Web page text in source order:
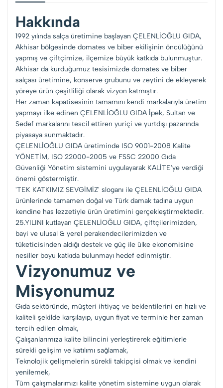
Hakkında
1992 yılında salça üretimine başlayan ÇELENLİOĞLU GIDA,
Akhisar bölgesinde domates ve biber ekilişinin öncülüğünü
yapmış ve çiftçimize, ilçemize büyük katkıda bulunmuştur.
Akhisar da kurduğumuz tesisimizde domates ve biber
salçası üretimine, konserve grubunu ve zeytini de ekleyerek
yöreye ürün çeşitliliği olarak vizyon katmıştır.
Her zaman kapatisesinin tamamını kendi markalarıyla üretim
yapmayı ilke edinen ÇELENLİOĞLU GIDA İpek, Sultan ve
Sedef markalarını tescil ettiren yuriçi ve yurtdışı pazarında
piyasaya sunmaktadır.
ÇELENLİOĞLU GIDA üretiminde ISO 9001-2008 Kalite
YÖNETİM, ISO 22000-2005 ve FSSC 22000 Gıda
Güvenliği Yönetim sistemini uygulayarak KALİTE'ye verdiği
önemi göstermiştir.
'TEK KATKIMIZ SEVGİMİZ' sloganı ile ÇELENLİOĞLU GIDA
ürünlerinde tamamen doğal ve Türk damak tadına uygun
kendine has lezzetiyle ürün üretimini gerçekleştirmektedir.
25.YILINI kutlayan ÇELENLİOĞLU GIDA, çiftçilerimizden,
bayi ve ulusal & yerel perakendecilerimizden ve
tüketicisinden aldığı destek ve güç ile ülke ekonomisine
nesiller boyu katkıda bulunmayı hedef edinmiştir.
Vizyonumuz ve
Misyonumuz
Gıda sektöründe, müşteri ihtiyaç ve beklentilerini en hızlı ve
kaliteli şekilde karşılayıp, uygun fiyat ve terminle her zaman
tercih edilen olmak,
Çalışanlarımıza kalite bilincini yerleştirerek eğitimlerle
sürekli gelişim ve katılımı sağlamak,
Teknolojik gelişmelerin sürekli takipçisi olmak ve kendini
yenilemek,
Tüm çalışmalarımızı kalite yönetim sistemine uygun olarak